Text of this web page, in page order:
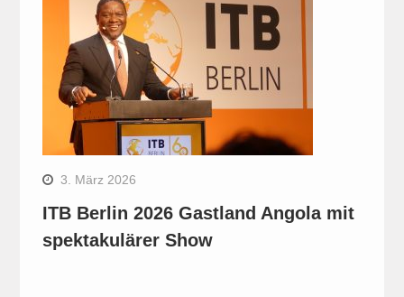
3. März 2026
ITB Berlin 2026 Gastland Angola mit
spektakulärer Show